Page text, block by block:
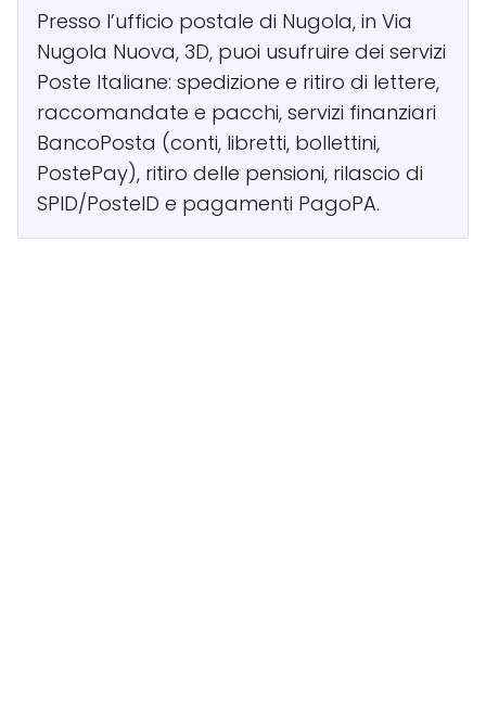
Presso l’ufficio postale di Nugola, in Via
Nugola Nuova, 3D, puoi usufruire dei servizi
Poste Italiane: spedizione e ritiro di lettere,
raccomandate e pacchi, servizi finanziari
BancoPosta (conti, libretti, bollettini,
PostePay), ritiro delle pensioni, rilascio di
SPID/PosteID e pagamenti PagoPA.